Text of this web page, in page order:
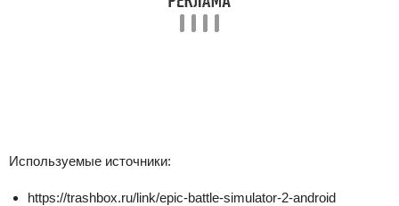
Используемые источники:
https://trashbox.ru/link/epic-battle-simulator-2-android